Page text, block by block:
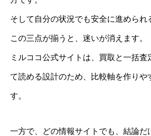
そして自分の状況でも安全に進められ
この三点が揃うと、迷いが消えます。
ミルココ公式サイトは、買取と一括査
て読める設計のため、比較軸を作りや
す。
一方で、どの情報サイトでも、結論だ